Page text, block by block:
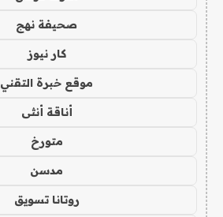
صحيفة نهج
كار نيوز
موقع خبرة التقني
أناقة أنثى
متورخ
مدسن
روتانا تسويق